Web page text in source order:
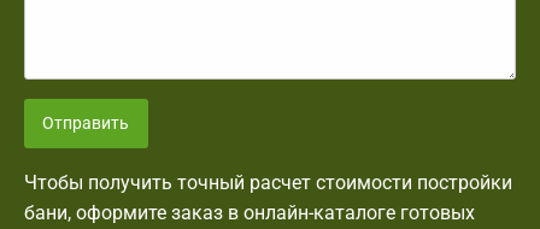
Отправить
Чтобы получить точный расчет стоимости постройки
бани, оформите заказ в онлайн-каталоге готовых